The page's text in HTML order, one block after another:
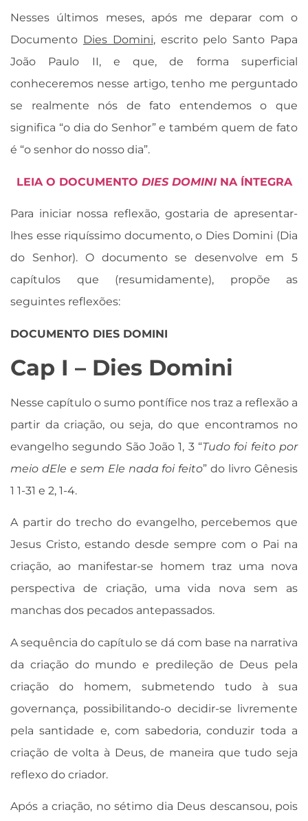
Nesses últimos meses, após me deparar com o
Documento Dies Domini, escrito pelo Santo Papa
João Paulo II, e que, de forma superficial
conheceremos nesse artigo, tenho me perguntado
se realmente nós de fato entendemos o que
significa “o dia do Senhor” e também quem de fato
é “o senhor do nosso dia”.
LEIA O DOCUMENTO DIES DOMININA ÍNTEGRA
Para iniciar nossa reflexão, gostaria de apresentar-
lhes esse riquíssimo documento, o Dies Domini (Dia
do Senhor). O documento se desenvolve em 5
capítulos que (resumidamente), propõe as
seguintes reflexões:
DOCUMENTO DIES DOMINI
Cap I – Dies Domini
Nesse capítulo o sumo pontífice nos traz a reflexão a
partir da criação, ou seja, do que encontramos no
evangelho segundo São João 1, 3 “Tudo foi feito por
meio dEle e sem Ele nada foi feito” do livro Gênesis
1 1-31 e 2, 1-4.
A partir do trecho do evangelho, percebemos que
Jesus Cristo, estando desde sempre com o Pai na
criação, ao manifestar-se homem traz uma nova
perspectiva de criação, uma vida nova sem as
manchas dos pecados antepassados.
A sequência do capítulo se dá com base na narrativa
da criação do mundo e predileção de Deus pela
criação do homem, submetendo tudo à sua
governança, possibilitando-o decidir-se livremente
pela santidade e, com sabedoria, conduzir toda a
criação de volta à Deus, de maneira que tudo seja
reflexo do criador.
Após a criação, no sétimo dia Deus descansou, pois